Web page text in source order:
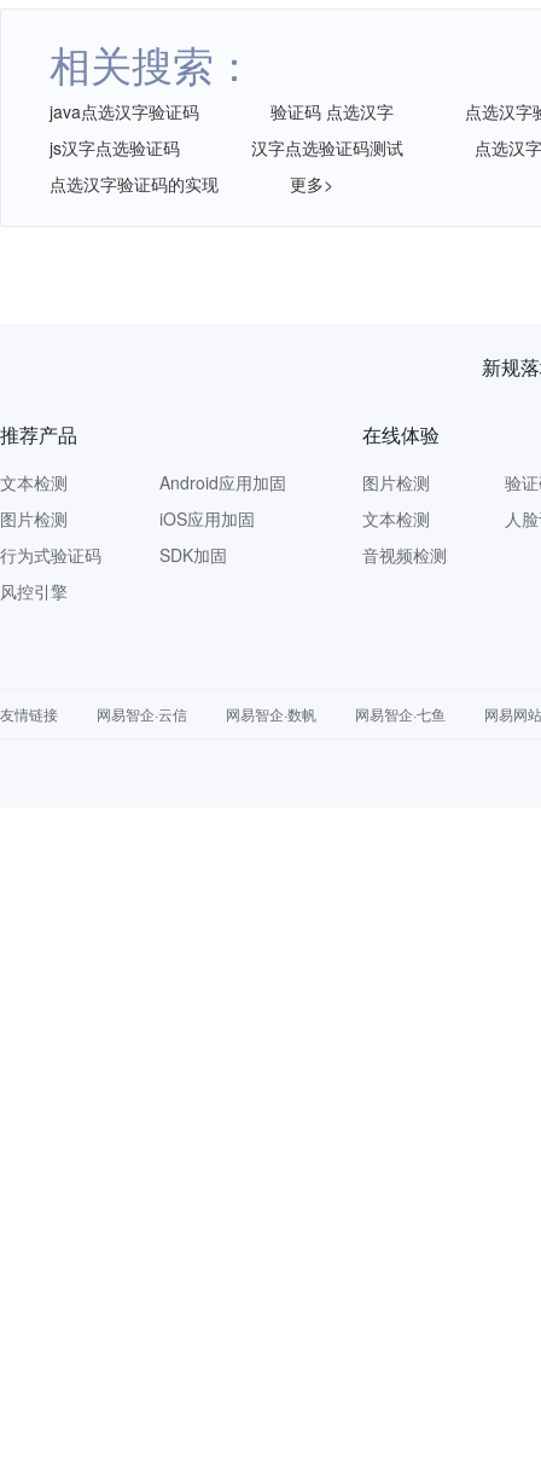
相关搜索：
java点选汉字验证码 验证码 点选汉字
点选汉字
js汉字点选验证码
汉字点选验证码测试
点选汉
点选汉字验证码的实现
更多>
推荐产品
文本检测
图片检测
行为式验证码
风控引擎
Android应用加固
iOS应用加固
SDK加固
在线体验
图片检测
文本检测
音视频检测
验
人
友情链接 网易智企·云信 网易智企·数帆 网易智企·七鱼 网易网